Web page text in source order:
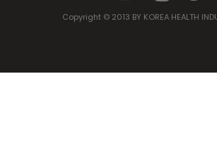
Copyright © 2013 BY KOREA HEALTH